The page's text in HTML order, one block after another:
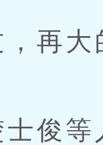
再大
俊等